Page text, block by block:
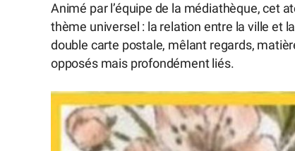
Animé par l’équipe de la médiathèque, cet
thème universel : la relation entre la ville et
double carte postale, mêlant regards,
opposés mais profondément liés.